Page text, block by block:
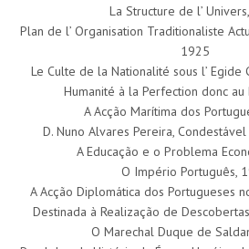
La Structure de l’
Plan de l’ Organisation Traditionaliste
1925
Le Culte de la Nationalité sous l’ Egide
Humanité à la Perfection donc au
A Acção Marítima dos
D. Nuno Alvares Pereira,
A Educação e o Problema
O Império Português,
A Acção Diplomática dos Portugueses
Destinada à Realização de
O Marechal Duque de